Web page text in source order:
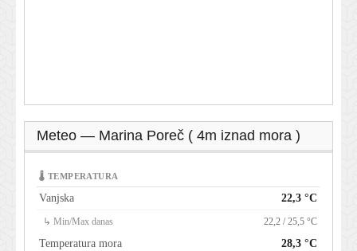
Meteo — Marina Poreč ( 4m iznad mora )
🌡 TEMPERATURA
Vanjska 22,3 °C
↳ Min/Max danas 22,2 / 25,5 °C
Temperatura mora 28,3 °C